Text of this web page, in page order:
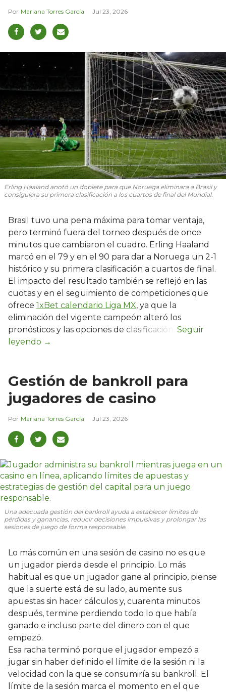
Mariana Torres García Jul 23, 2026
Erling Haaland anotó un doblete para que Noruega eliminara a Brasil y
consiguiera su primera clasificación a los cuartos de final del Mundial.
Brasil tuvo una pena máxima para tomar ventaja,
pero terminó fuera del torneo después de once
minutos que cambiaron el cuadro. Erling Haaland
marcó en el 79 y en el 90 para dar a Noruega un 2-1
histórico y su primera clasificación a cuartos de final.
El impacto del resultado también se reflejó en las
cuotas y en el seguimiento de competiciones que
ofrece 1xBet calendario Liga MX, ya que la
eliminación del vigente campeón alteró los
pronósticos y las opciones de clasificación.
Gestión de bankroll para
jugadores de casino
Mariana Torres García Jul 23, 2026
Una adecuada gestión del bankroll ayuda a establecer límites de
pérdidas y ganancias, reducir decisiones impulsivas y prolongar las
sesiones de juego de forma responsable.
Lo más común en una sesión de casino no es que
un jugador pierda desde el principio. Lo más
habitual es que un jugador gane al principio, piense
que la suerte está de su lado, aumente sus
apuestas sin hacer cálculos y, cuarenta minutos
después, termine perdiendo todo lo que había
ganado e incluso parte del dinero con el que
empezó.
Esa racha terminó porque el jugador empezó a
jugar sin haber definido el límite de la sesión ni la
velocidad con la que se consumiría su bankroll. El
límite de la sesión marca el momento en el que